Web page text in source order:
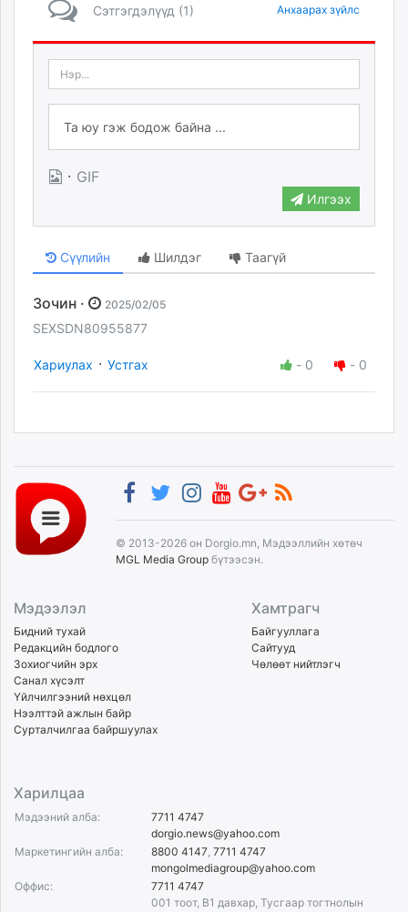
Сэтгэгдэлүүд (1) Анхаарах зүйлс
· GIF
Илгээх
Сүүлийн Шилдэг Таагүй
Зочин · 2025/02/05
SEXSDN80955877
Хариулах · Устгах - 0 - 0
© 2013-2026 он Dorgio.mn, Мэдээллийн хөтөч
MGL Media Group бүтээсэн.
Мэдээлэл
Бидний тухай
Редакцийн бодлого
Зохиогчийн эрх
Санал хүсэлт
Үйлчилгээний нөхцөл
Нээлттэй ажлын байр
Сурталчилгаа байршуулах
Хамтрагч
Байгууллага
Сайтууд
Чөлөөт нийтлэгч
Харилцаа
Мэдээний алба:
7711 4747
dorgio.news@yahoo.com
Маркетингийн алба:
8800 4147, 7711 4747
mongolmediagroup@yahoo.com
Оффис:
7711 4747
001 тоот, B1 давхар, Тусгаар тогтнолын